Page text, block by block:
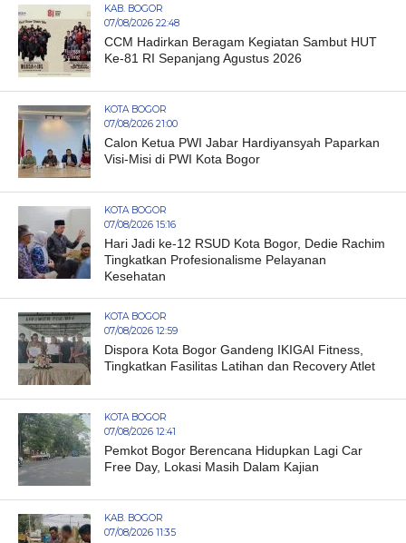
KAB. BOGOR
07/08/2026 22:48
CCM Hadirkan Beragam Kegiatan Sambut HUT
Ke-81 RI Sepanjang Agustus 2026
KOTA BOGOR
07/08/2026 21:00
Calon Ketua PWI Jabar Hardiyansyah Paparkan
Visi-Misi di PWI Kota Bogor
KOTA BOGOR
07/08/2026 15:16
Hari Jadi ke-12 RSUD Kota Bogor, Dedie Rachim
Tingkatkan Profesionalisme Pelayanan
Kesehatan
KOTA BOGOR
07/08/2026 12:59
Dispora Kota Bogor Gandeng IKIGAI Fitness,
Tingkatkan Fasilitas Latihan dan Recovery Atlet
KOTA BOGOR
07/08/2026 12:41
Pemkot Bogor Berencana Hidupkan Lagi Car
Free Day, Lokasi Masih Dalam Kajian
KAB. BOGOR
07/08/2026 11:35